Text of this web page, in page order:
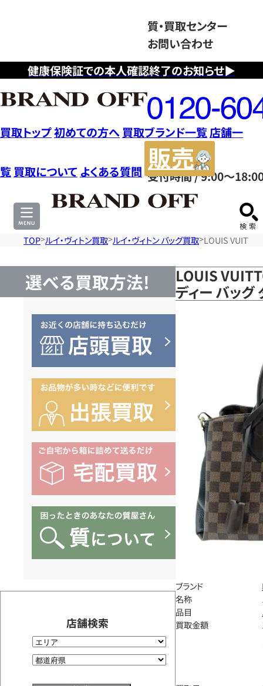
健康保険証での本人確認終了のお知らせ▶
質・買取センター
お問い合わせ
フ
リ
ー
ダ
イ
ヤ
ル
0120604117
受付時間 / 9:00～
買取トップ初めての方へ 買取ブランド一覧店舗一
覧 買取について よくある質問
サ
TOP ルイ・ヴィトン買取 ルイ・ヴィトン バッグ買取 LOUIS
選べる買取方法!
店舗検索
LOUIS
ディー バッ
ブランド
名称
品目
買取金額